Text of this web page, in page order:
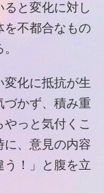
と変化に対し
を不都合なもの
化に抵抗が生
づかず、積み重
っと気付くこ
に、意見の内容
う！」と腹を立